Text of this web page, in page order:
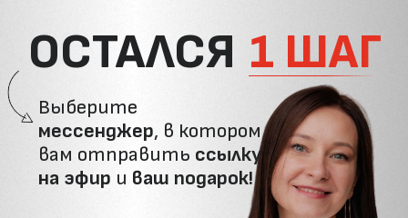
ОСТАЛСЯ 1 ШАГ
вам отправить
на эфириваш подарок!
Нажмитена значок